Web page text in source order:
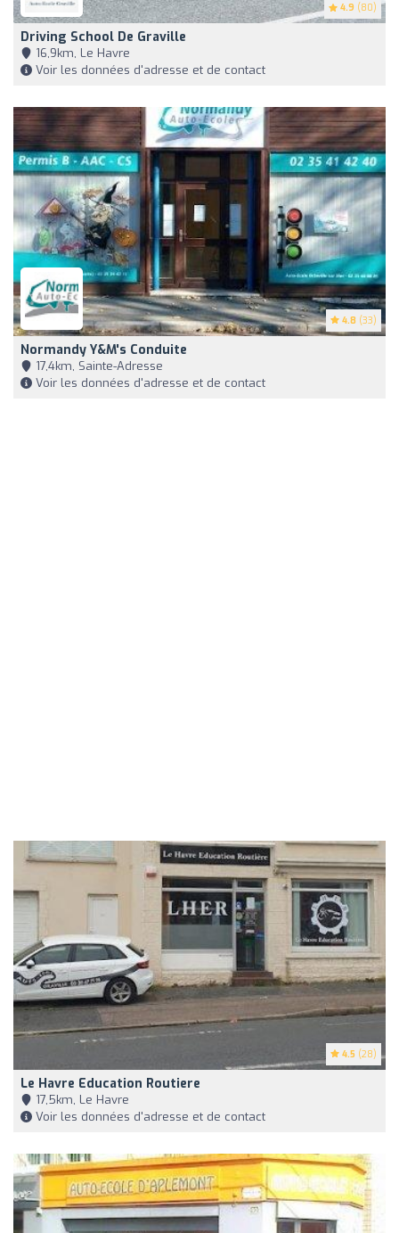
4.9 (80)
Driving School De Graville
16,9km, Le Havre
Voir les données d'adresse et de contact
4.8 (33)
Normandy Y&M's Conduite
17,4km, Sainte-Adresse
Voir les données d'adresse et de contact
4.5 (28)
Le Havre Education Routiere
17,5km, Le Havre
Voir les données d'adresse et de contact